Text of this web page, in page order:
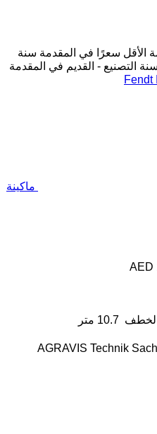
الأقل سعرًا في المقدمة سنة
سنة التصنيع - القديم في المقدمة
ماكينة
AED
الخطف 10.7 متر
AGRAVIS Technik